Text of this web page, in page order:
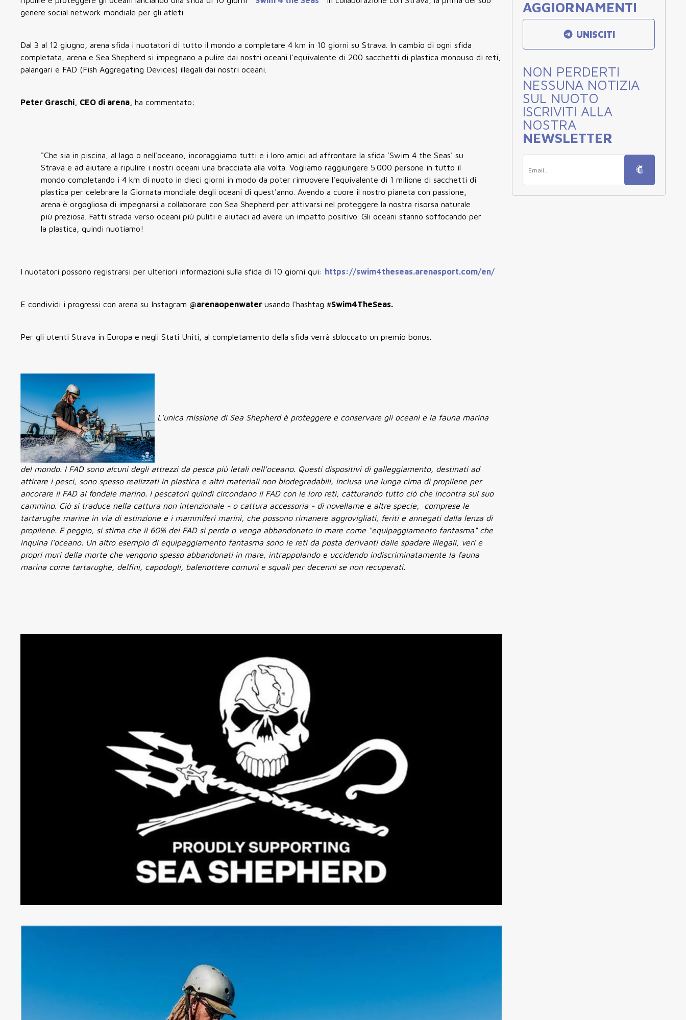
genere social network mondiale per gli atleti.
Dal 3 al 12 giugno, arena sfida i nuotatori di tutto il mondo a completare 4 km in 10 giorni su Strava. In cambio di ogni sfida
completata, arena e Sea Shepherd si impegnano a pulire dai nostri oceani l'equivalente di 200 sacchetti di plastica monouso di reti,
palangari e FAD (Fish Aggregating Devices) illegali dai nostri oceani.
Peter Graschi, CEO di arena, ha commentato:
"Che sia in piscina, al lago o nell'oceano, incoraggiamo tutti e i loro amici ad affrontare la sfida 'Swim 4 the Seas' su
Strava e ad aiutare a ripulire i nostri oceani una bracciata alla volta. Vogliamo raggiungere 5.000 persone in tutto il
mondo completando i 4 km di nuoto in dieci giorni in modo da poter rimuovere l'equivalente di 1 milione di sacchetti di
plastica per celebrare la Giornata mondiale degli oceani di quest'anno. Avendo a cuore il nostro pianeta con passione,
arena è orgogliosa di impegnarsi a collaborare con Sea Shepherd per attivarsi nel proteggere la nostra risorsa naturale
più preziosa. Fatti strada verso oceani più puliti e aiutaci ad avere un impatto positivo. Gli oceani stanno soffocando per
la plastica, quindi nuotiamo!
I nuotatori possono registrarsi per ulteriori informazioni sulla sfida di 10 giorni qui: https://swim4theseas.arenasport.com/en/
E condividi i progressi con arena su Instagram @arenaopenwater usando l'hashtag #Swim4TheSeas.
Per gli utenti Strava in Europa e negli Stati Uniti, al completamento della sfida verrà sbloccato un premio bonus.
L'unica missione di Sea Shepherd è proteggere e conservare gli oceani e la fauna marina
del mondo. I FAD sono alcuni degli attrezzi da pesca più letali nell'oceano. Questi dispositivi di galleggiamento, destinati ad
attirare i pesci, sono spesso realizzati in plastica e altri materiali non biodegradabili, inclusa una lunga cima di propilene per
ancorare il FAD al fondale marino. I pescatori quindi circondano il FAD con le loro reti, catturando tutto ciò che incontra sul suo
cammino. Ciò si traduce nella cattura non intenzionale - o cattura accessoria - di novellame e altre specie, comprese le
tartarughe marine in via di estinzione e i mammiferi marini, che possono rimanere aggrovigliati, feriti e annegati dalla lenza di
propilene. E peggio, si stima che il 60% dei FAD si perda o venga abbandonato in mare come "equipaggiamento fantasma" che
inquina l'oceano. Un altro esempio di equipaggiamento fantasma sono le reti da posta derivanti dalle spadare illegali, veri e
propri muri della morte che vengono spesso abbandonati in mare, intrappolando e uccidendo indiscriminatamente la fauna
marina come tartarughe, delfini, capodogli, balenottere comuni e squali per decenni se non recuperati.
AGGIORNAMENTI
UNISCITI
NON PERDERTI
NESSUNA NOTIZIA
SUL NUOTO
ISCRIVITI ALLA
NOSTRA
NEWSLETTER